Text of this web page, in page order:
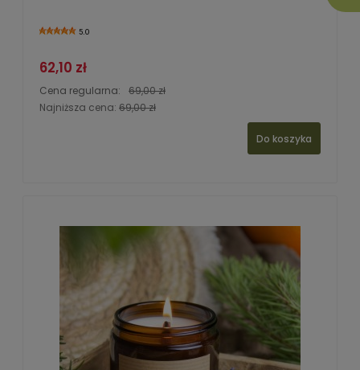
5.0
62,10 zł
Cena regularna:
69,00 zł
Najniższa cena: 69,00 zł
Do koszyka